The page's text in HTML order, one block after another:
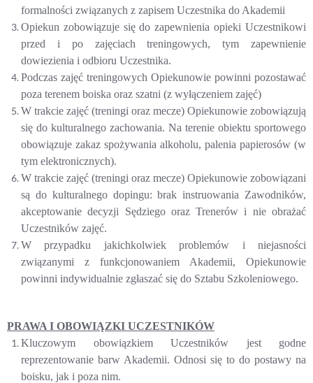
formalności związanych z zapisem Uczestnika do Akademii
Opiekun zobowiązuje się do zapewnienia opieki Uczestnikowi
przed i po zajęciach treningowych, tym zapewnienie
dowiezienia i odbioru Uczestnika.
Podczas zajęć treningowych Opiekunowie powinni pozostawać
poza terenem boiska oraz szatni (z wyłączeniem zajęć)
W trakcie zajęć (treningi oraz mecze) Opiekunowie zobowiązują
się do kulturalnego zachowania. Na terenie obiektu sportowego
obowiązuje zakaz spożywania alkoholu, palenia papierosów (w
tym elektronicznych).
W trakcie zajęć (treningi oraz mecze) Opiekunowie zobowiązani
są do kulturalnego dopingu: brak instruowania Zawodników,
akceptowanie decyzji Sędziego oraz Trenerów i nie obrażać
Uczestników zajęć.
W przypadku jakichkolwiek problemów i niejasności
związanymi z funkcjonowaniem Akademii, Opiekunowie
powinni indywidualnie zgłaszać się do Sztabu Szkoleniowego.
PRAWA I OBOWIĄZKI UCZESTNIKÓW
Kluczowym obowiązkiem Uczestników jest godne
reprezentowanie barw Akademii. Odnosi się to do postawy na
boisku, jak i poza nim.